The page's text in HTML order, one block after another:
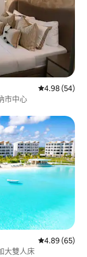
從 54 則評價
4.98 (54)
市中心
從 65 則評價
4.89 (65)
大雙人床